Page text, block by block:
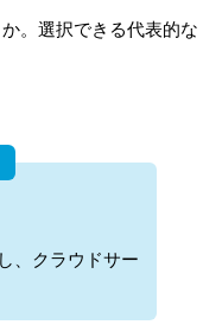
。選択できる代表的な
、クラウドサー